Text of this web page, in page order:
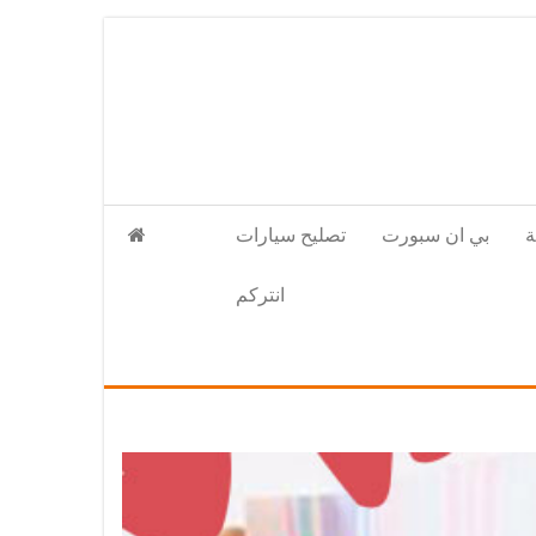
تصليح سيارات بي ان سبورت
انتركم